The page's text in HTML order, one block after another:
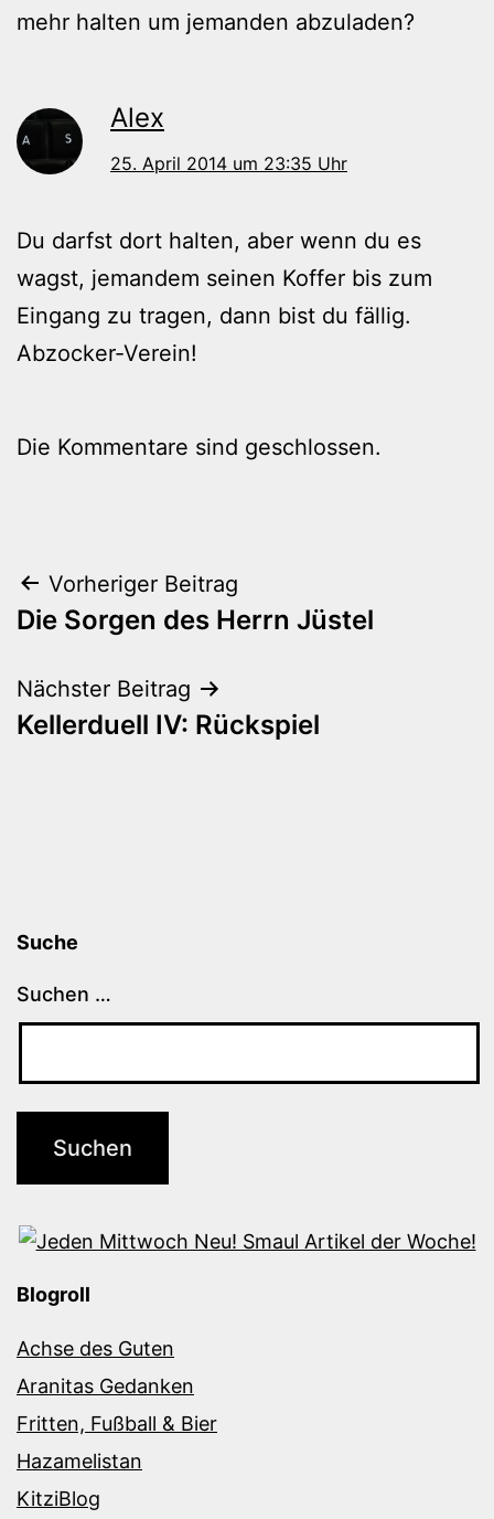
mehr halten um jemanden abzuladen?
Alex
25. April 2014 um 23:35 Uhr
Du darfst dort halten, aber wenn du es
wagst, jemandem seinen Koffer bis zum
Eingang zu tragen, dann bist du fällig.
Abzocker-Verein!
Die Kommentare sind geschlossen.
Beitragsnavigation
Vorheriger Beitrag
Die Sorgen des Herrn Jüstel
Nächster Beitrag
Kellerduell IV: Rückspiel
Suche
Suchen …
Blogroll
Achse des Guten
Aranitas Gedanken
Fritten, Fußball & Bier
Hazamelistan
KitziBlog